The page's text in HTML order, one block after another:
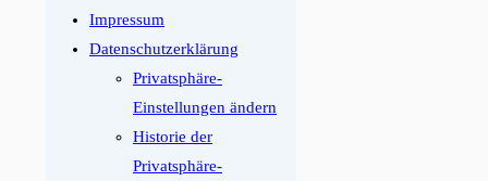
Impressum
Datenschutzerklärung
Privatsphäre-
Einstellungen ändern
Historie der
Privatsphäre-